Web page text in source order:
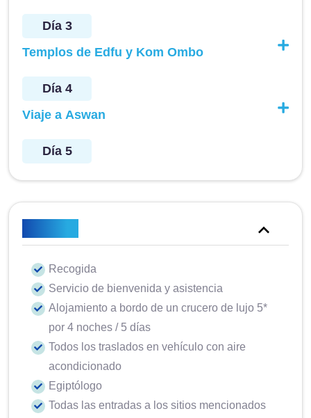
Día 3
Templos de Edfu y Kom Ombo
Día 4
Viaje a Aswan
Día 5
Recogida
Servicio de bienvenida y asistencia
Alojamiento a bordo de un crucero de lujo 5*
por 4 noches / 5 días
Todos los traslados en vehículo con aire
acondicionado
Egiptólogo
Todas las entradas a los sitios mencionados